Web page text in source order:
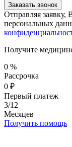
Заказать звонок
Отправляя заявку,
персональных
Получите
0 %
Рассрочка
0 ₽
Первый платеж
3/12
Месяцев
Получить помощь